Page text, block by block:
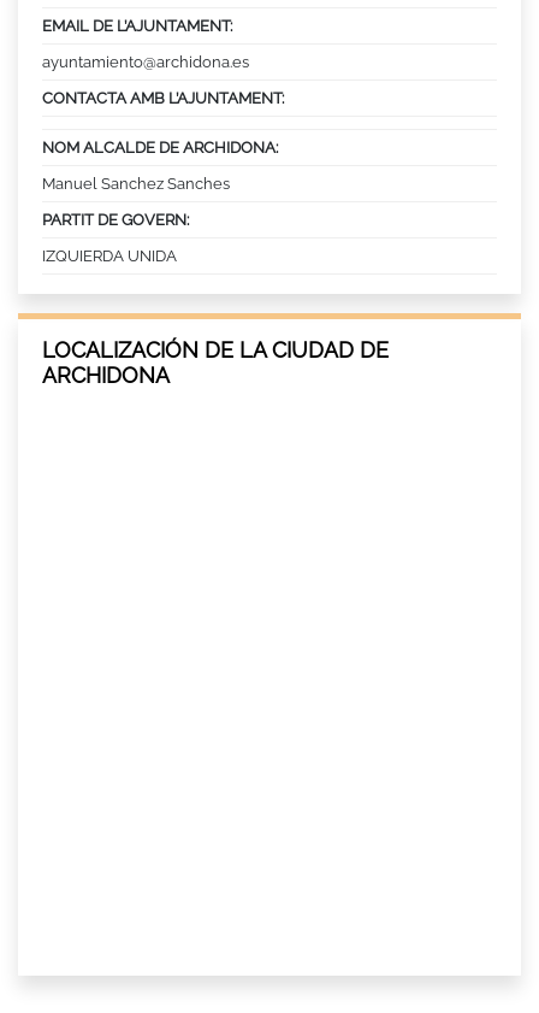
EMAIL DE L’AJUNTAMENT:
ayuntamiento@archidona.es
CONTACTA AMB L’AJUNTAMENT:
NOM ALCALDE DE ARCHIDONA:
Manuel Sanchez Sanches
PARTIT DE GOVERN:
IZQUIERDA UNIDA
LOCALIZACIÓN DE LA CIUDAD DE
ARCHIDONA